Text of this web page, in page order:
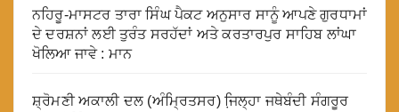
ਨਹਿਰੂ-ਮਾਸਟਰ ਤਾਰਾ ਸਿੰਘ ਪੈਕਟ ਅਨੁਸਾਰ ਸਾਨੂੰ ਆਪਣੇ ਗੁਰਧਾਮਾਂ
ਦੇ ਦਰਸ਼ਨਾਂ ਲਈ ਤੁਰੰਤ ਸਰਹੱਦਾਂ ਅਤੇ ਕਰਤਾਰਪੁਰ ਸਾਹਿਬ ਲਾਂਘਾ
ਖੋਲਿਆ ਜਾਵੇ : ਮਾਨ
ਸ਼੍ਰੋਮਣੀ ਅਕਾਲੀ ਦਲ (ਅੰਮ੍ਰਿਤਸਰ) ਜਿ਼ਲ੍ਹਾ ਜਥੇਬੰਦੀ ਸੰਗਰੂਰ